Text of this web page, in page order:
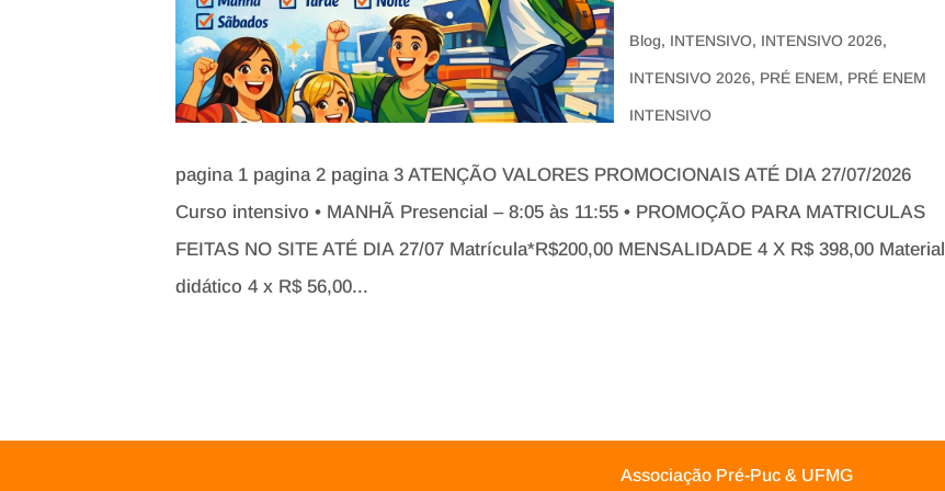
Blog, INTENSIVO, INTENSIVO 2026,
INTENSIVO 2026, PRÉ ENEM, PRÉ ENEM
INTENSIVO
pagina 1 pagina 2 pagina 3 ATENÇÃO VALORES PROMOCIONAIS ATÉ DIA 27/07/2026
Curso intensivo • MANHÃ Presencial – 8:05 às 11:55 • PROMOÇÃO PARA MATRICULAS
FEITAS NO SITE ATÉ DIA 27/07 Matrícula*R$200,00 MENSALIDADE 4 X R$ 398,00 Material
didático 4 x R$ 56,00...
Associação Pré-Puc & UFMG